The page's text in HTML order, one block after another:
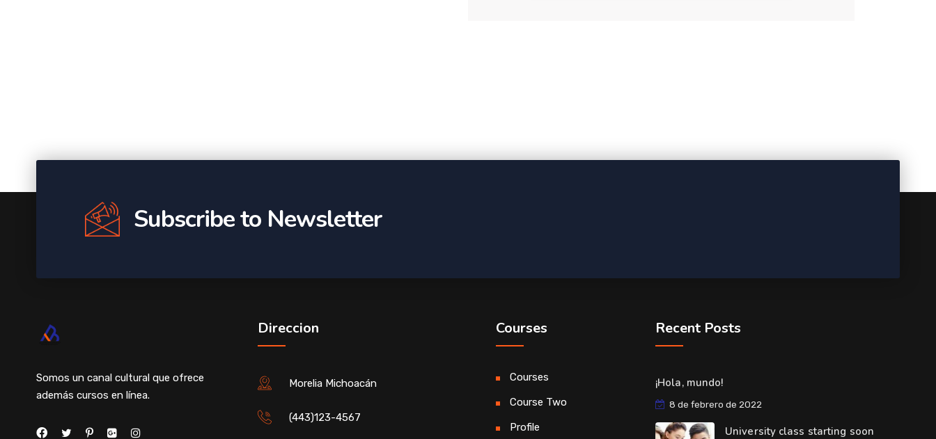
Subscribe to Newsletter
Somos un canal cultural que ofrece
además cursos en línea.
Direccion
Morelia Michoacán
(443)123-4567
Courses
Courses
Course Two
Profile
Recent Posts
¡Hola, mundo!
8 de febrero de 2022
University class starting soon